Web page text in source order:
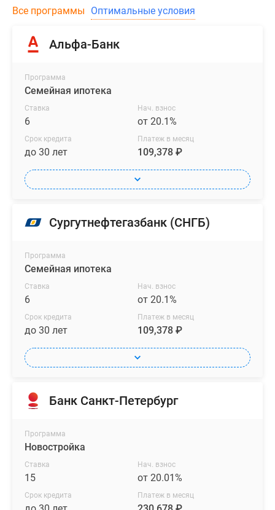
Все программы Оптимальные условия
Альфа-Банк
Программа
Семейная ипотека
Ставка
6
Нач. взнос
от 20.1%
Срок кредита
до 30 лет
Платеж в месяц
109,378 ₽
Сургутнефтегазбанк (СНГБ)
Программа
Семейная ипотека
Ставка
6
Нач. взнос
от 20.1%
Срок кредита
до 30 лет
Платеж в месяц
109,378 ₽
Банк Санкт-Петербург
Программа
Новостройка
Ставка
15
Нач. взнос
от 20.01%
Срок кредита Платеж в месяц